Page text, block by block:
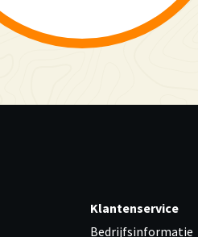
Klantenservice
Bedrijfsinformatie